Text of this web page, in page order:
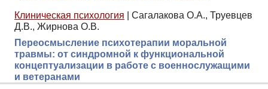
Клиническая психология
Сагалакова О.А., Труевцев
Д.В., Жирнова О.В.
Переосмысление психотерапии моральной
травмы: от синдромной к функциональной
концептуализации в работе с военнослужащими
и ветеранами